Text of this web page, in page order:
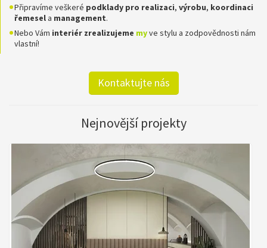
Připravíme veškeré podklady pro realizaci, výrobu, koordinaci
řemesela management.
Nebo Vám interiér zrealizujeme myve stylu a zodpovědnosti nám
vlastní!
Kontaktujte nás
Nejnovější projekty